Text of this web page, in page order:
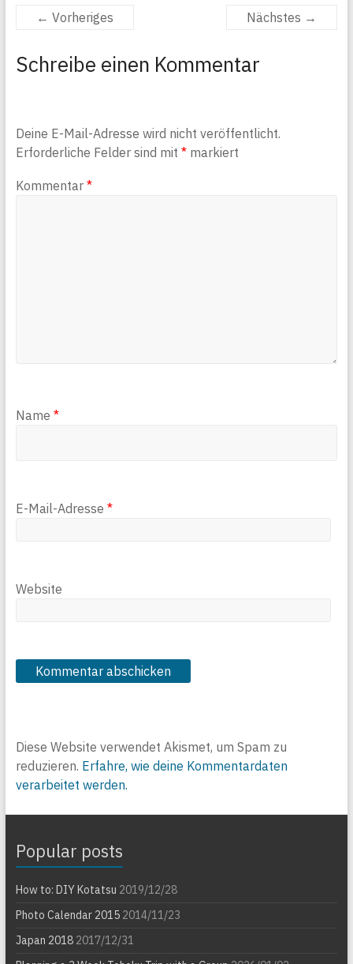
← Vorheriges Nächstes →
Schreibe einen Kommentar
Deine E-Mail-Adresse wird nicht veröffentlicht.
Erforderliche Felder sind mit *markiert
Kommentar *
Name *
E-Mail-Adresse *
Website
Diese Website verwendet Akismet, um Spam zu
reduzieren. Erfahre, wie deine Kommentardaten
verarbeitet werden.
Popular posts
How to: DIY Kotatsu 2019/12/28
Photo Calendar 20152014/11/23
Japan 20182017/12/31